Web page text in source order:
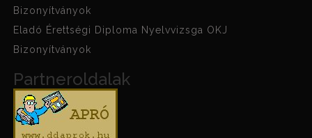
Bizonyítványok
Eladó Érettségi Diploma Nyelvvizsga OKJ
Bizonyítványok
Partneroldalak